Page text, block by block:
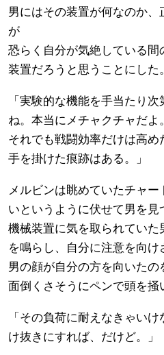
男にはその装置が何なのか、
が
恐らく自分が気絶している間
装置だろうと思うことにした。
「実験的な機能を手当たり
ね。本当にメチャクチャだよ。
それでも戦闘効率だけは高
手を掛けた痕跡はある。」
メルビンは眺めていたチャ
いというように伏せて男を見
機械装置に気を取られていた
を鳴らし、自分に注意を向け
男の顔が自分の方を向いたの
面倒くさそうにペンで頭を掻
「その負荷に耐えなきゃい
け抜きにすれば、だけど。」